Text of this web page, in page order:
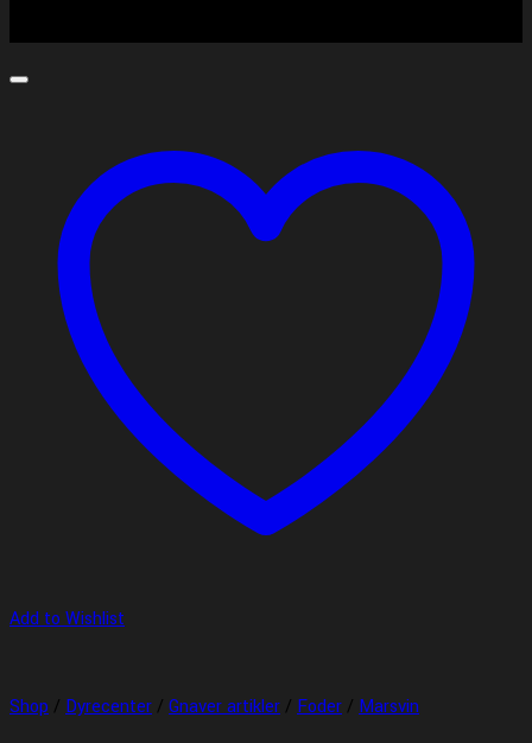
Add to Wishlist
Shop / Dyrecenter / Gnaver artikler / Foder / Marsvin